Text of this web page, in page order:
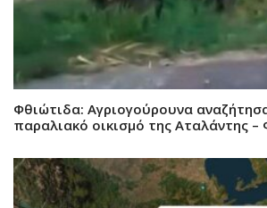
Φθιώτιδα: Αγριογούρουνα
παραλιακό οικισμό της Αταλάντης